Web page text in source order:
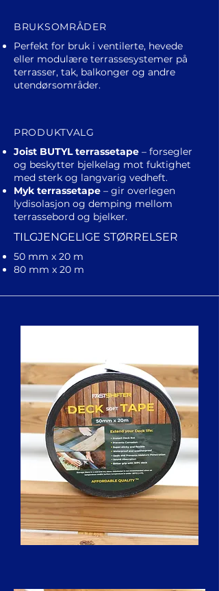
BRUKSOMRÅDER
Perfekt for bruk i ventilerte, hevede
eller modulære terrassesystemer på
terrasser, tak, balkonger og andre
utendørsområder.
PRODUKTVALG
Joist BUTYL terrassetape – forsegler
og beskytter bjelkelag mot fuktighet
med sterk og langvarig vedheft.
Myk terrassetape – gir overlegen
lydisolasjon og demping mellom
terrassebord og bjelker.
TILGJENGELIGE STØRRELSER
50 mm x 20 m
80 mm x 20 m